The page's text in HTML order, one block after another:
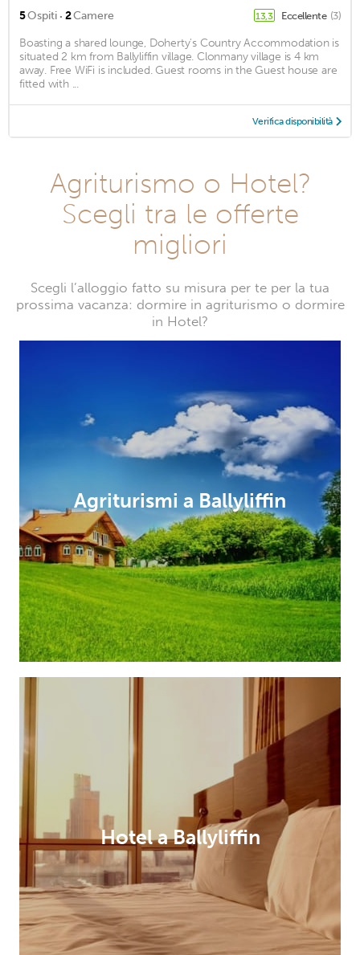
5Ospiti · 2Camere 13,3 Eccellente (3)
Boasting a shared lounge, Doherty's Country Accommodation is
situated 2 km from Ballyliffin village. Clonmany village is 4 km
away. Free WiFi is included. Guest rooms in the Guest house are
fitted with ...
Verifica disponibilità
Agriturismo o Hotel?
Scegli tra le offerte
migliori
Scegli l’alloggio fatto su misura per te per la tua
prossima vacanza: dormire in agriturismo o dormire
in Hotel?
Agriturismi a Ballyliffin
Hotel a Ballyliffin